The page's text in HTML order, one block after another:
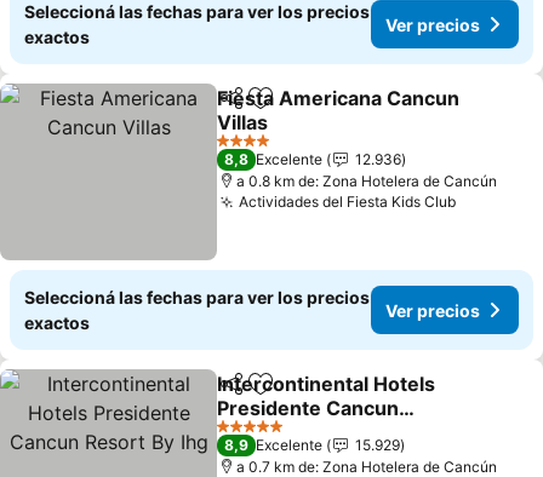
Seleccioná las fechas para ver los precios
exactos
Ver precios
CompartirAñadir a favoritos
Fiesta Americana Cancun
Villas
Ver precios
4 Estrellas
8,8 Excelente
12.936
a 0.8 km de: Zona Hotelera de Cancún
Actividades del Fiesta Kids ClubVer
Seleccioná las fechas para ver los precios
exactos
Ver precios
CompartirAñadir a favoritos
Intercontinental Hotels
Presidente Cancun
Resort By Ihg
Ver precios
5 Estrellas
8,9 Excelente
15.929
a 0.7 km de: Zona Hotelera de Cancún